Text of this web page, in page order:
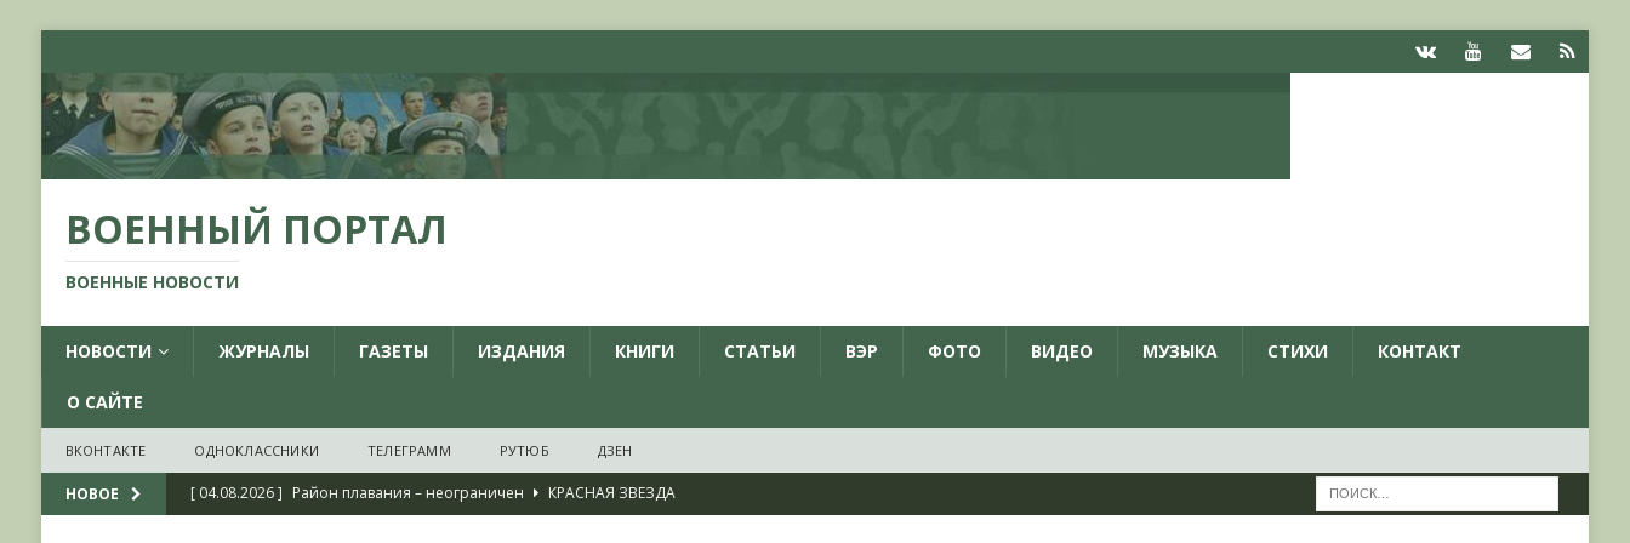
ВОЕННЫЙ ПОРТАЛ
ВОЕННЫЕ НОВОСТИ
НОВОСТИ ЖУРНАЛЫ ГАЗЕТЫ ИЗДАНИЯ КНИГИ СТАТЬИ ВЭР ФОТО ВИДЕО МУЗЫКА СТИХИ КОНТАКТ
О САЙТЕ
ВКОНТАКТЕ ОДНОКЛАССНИКИ ТЕЛЕГРАММ РУТЮБ ДЗЕН
НОВОЕ [ 04.08.2026 ] Район плавания – неограничен
КРАСНАЯ ЗВЕЗДА